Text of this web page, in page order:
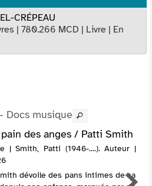
CRÉPEAU
| 780.266 MCD | Livre | En
Docs musique
des anges / Patti Smith
| Smith, Patti (1946-....). Auteur |
dévoile des pans intimes de sa